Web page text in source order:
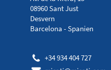
08960 Sant Just
Desvern
Barcelona - Spanien
+34 934 404 727